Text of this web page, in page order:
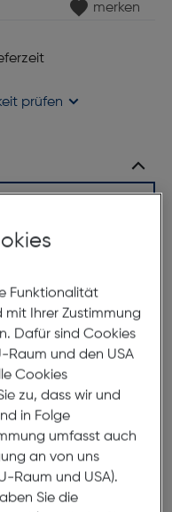
merken
prüfen
höchste Qualität für
aus leichtem und
Blau präsentiert
Ein
die
Design und
ihren persönlichen
Funktionalität
mit Ihrer Zustimmung
Dafür sind Cookies
Raum und den USA
Cookies
zu, dass wir und
in Folge
umfasst auch
an von uns
Raum und USA).
Sie die